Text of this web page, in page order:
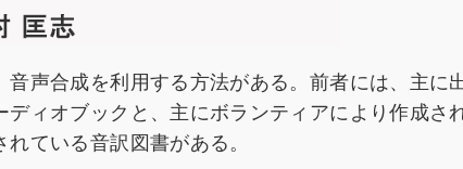
声合成を利用する方法がある。前者には、主に
ィオブックと、主にボランティアにより作成さ
ている音訳図書がある。